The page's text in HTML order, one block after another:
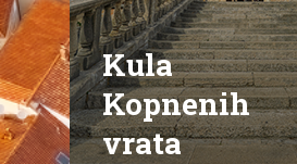
Kula
Kopnenih
vrata